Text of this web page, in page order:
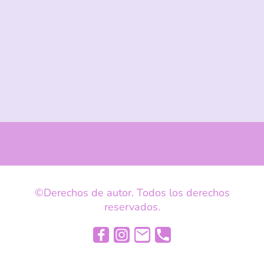
©Derechos de autor. Todos los derechos
reservados.